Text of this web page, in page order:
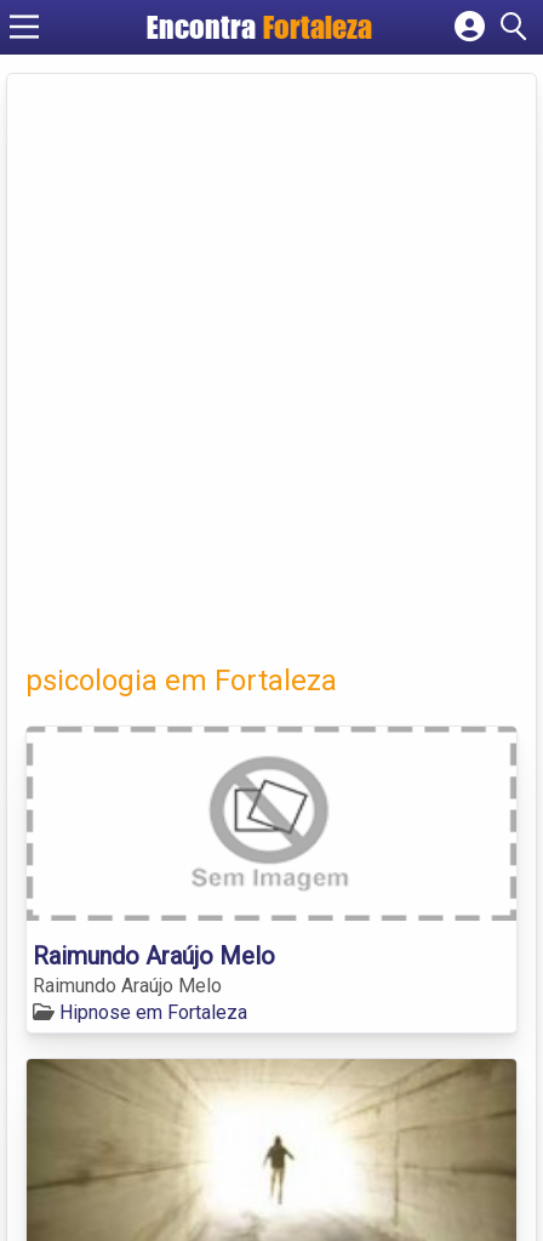
EncontraFortaleza
Cadastrar empresa
psicologia em Fortaleza
Raimundo Araújo Melo
Raimundo Araújo Melo
Hipnose em Fortaleza